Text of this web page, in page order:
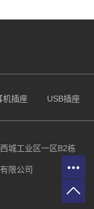
机插座 USB插座
城工业区一区B2栋
限公司